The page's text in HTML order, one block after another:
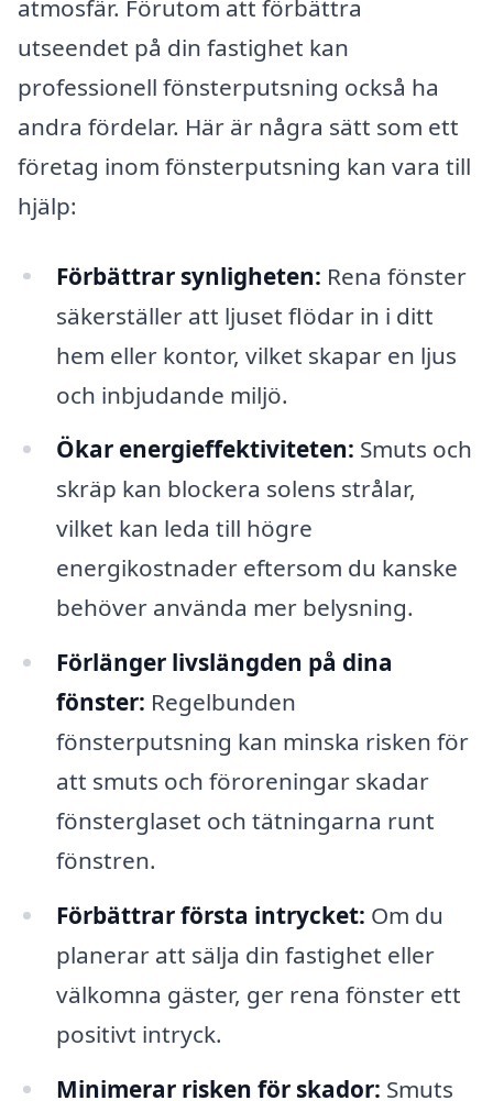
atmosfär. Förutom att förbättra
utseendet på din fastighet kan
professionell fönsterputsning också ha
andra fördelar. Här är några sätt som ett
företag inom fönsterputsning kan vara till
hjälp:
Förbättrar synligheten: Rena fönster
säkerställer att ljuset flödar in i ditt
hem eller kontor, vilket skapar en ljus
och inbjudande miljö.
Ökar energieffektiviteten: Smuts och
skräp kan blockera solens strålar,
vilket kan leda till högre
energikostnader eftersom du kanske
behöver använda mer belysning.
Förlänger livslängden på dina
fönster: Regelbunden
fönsterputsning kan minska risken för
att smuts och föroreningar skadar
fönsterglaset och tätningarna runt
fönstren.
Förbättrar första intrycket: Om du
planerar att sälja din fastighet eller
välkomna gäster, ger rena fönster ett
positivt intryck.
Minimerar risken för skador: Smuts